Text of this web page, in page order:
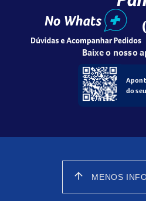
Baixe o nosso
do
arrow_upward MENOS